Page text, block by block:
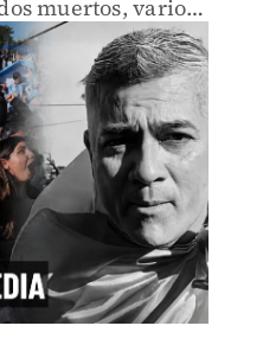
muertos, varios
de detenidos en